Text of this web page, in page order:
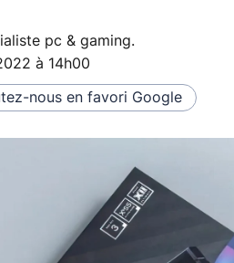
pc & gaming.
à 14h00
nous en favori Google